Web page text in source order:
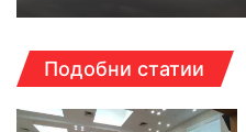
Подобни статии